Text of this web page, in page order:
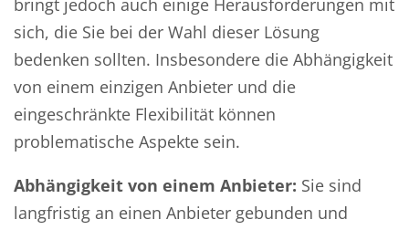
sich, die Sie bei der Wahl dieser Lösung
bedenken sollten. Insbesondere die Abhängigkeit
von einem einzigen Anbieter und die
eingeschränkte Flexibilität können
problematische Aspekte sein.
Abhängigkeit von einem Anbieter: Sie sind
langfristig an einen Anbieter gebunden und